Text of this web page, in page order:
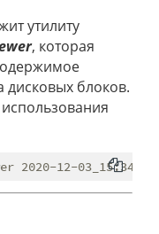
утилиту
, которая
блоков.